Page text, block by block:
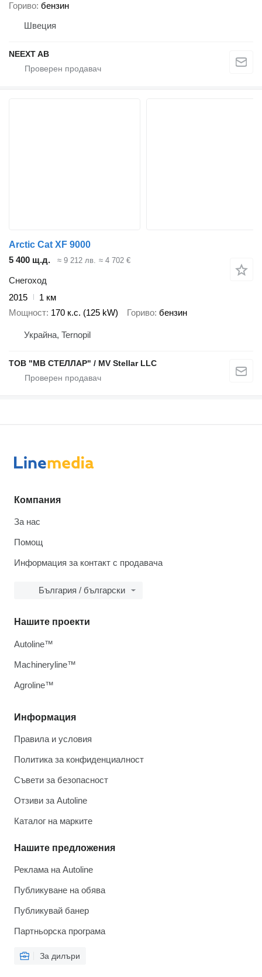
Гориво бензин
Швеция
NEEXT AB
Arctic Cat XF 9000
5 400 щ.д.
≈ 9 212 лв. ≈ 4 702 €
Снегоход
2015
1 км
Мощност 170 к.с. (125 kW) Гориво бензин
Украйна, Ternopil
ТОВ "МВ СТЕЛЛАР" / MV Stellar LLC
Компания
За нас
Помощ
Информация за контакт с продавача
България / български
Информация
Правила и условия
Политика за конфиденциалност
Съвети за безопасност
Отзиви за Autoline
Каталог на марките
Нашите предложения
Реклама на Autoline
Публикуване на обява
Публикувай банер
Партньорска програма
За дилъри
Нашите проекти
Autoline™
Machineryline™
Agroline™